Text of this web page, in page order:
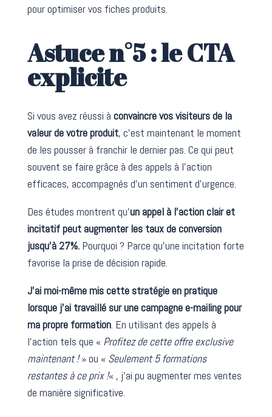
pour optimiser vos fiches produits.
Astuce n°5 : le CTA
explicite
Si vous avez réussi à convaincre vos visiteurs de la
valeur de votre produit, c’est maintenant le moment
de les pousser à franchir le dernier pas. Ce qui peut
souvent se faire grâce à des appels à l’action
efficaces, accompagnés d’un sentiment d’urgence.
Des études montrent qu’un appel à l’action clair et
incitatif peut augmenter les taux de conversion
jusqu’à 27%. Pourquoi ? Parce qu’une incitation forte
favorise la prise de décision rapide.
J’ai moi-même mis cette stratégie en pratique
lorsque j’ai travaillé sur une campagne e-mailing pour
ma propre formation. En utilisant des appels à
l’action tels que « Profitez de cette offre exclusive
maintenant !» ou « Seulement 5 formations
restantes à ce prix !« , j’ai pu augmenter mes ventes
de manière significative.